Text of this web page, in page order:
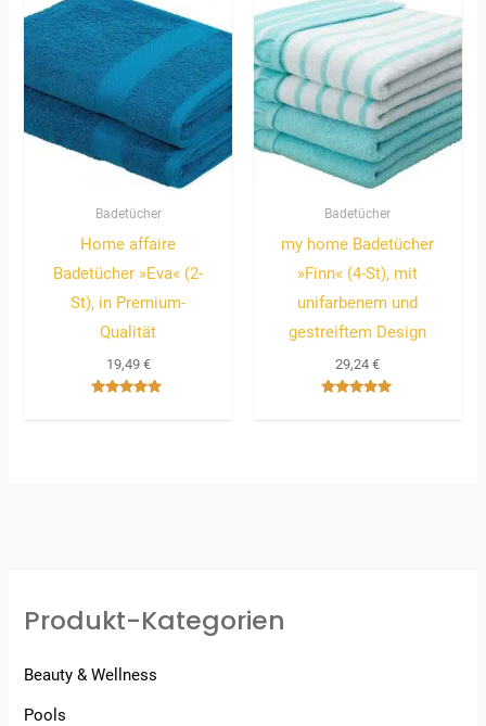
Badetücher
Home affaire
Badetücher »Eva« (2-
St), in Premium-
Qualität
19,49 €
Badetücher
my home Badetücher
»Finn« (4-St), mit
unifarbenem und
gestreiftem Design
29,24€
Produkt-Kategorien
Beauty & Wellness
Pools